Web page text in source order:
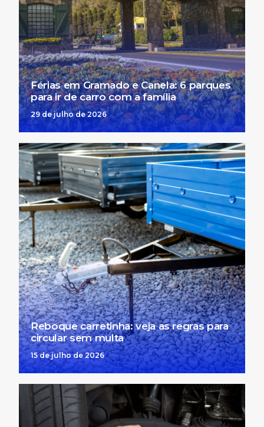
Férias em Gramado e Canela: 6 parques
para ir de carro com a família
29 de julho de 2026
Reboque carretinha: veja as regras para
circular sem multa
15 de julho de 2026